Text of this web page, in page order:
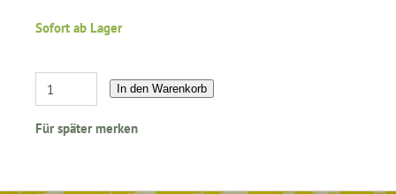
Sofort ab Lager
In den Warenkorb
Für später merken